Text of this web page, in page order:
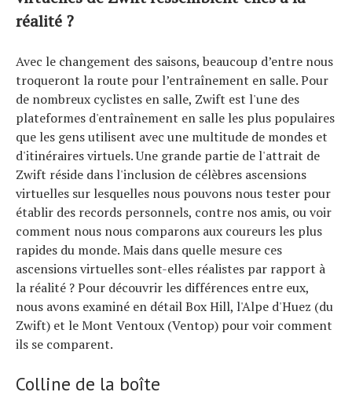
réalité ?
Avec le changement des saisons, beaucoup d’entre nous
troqueront la route pour l’entraînement en salle. Pour
de nombreux cyclistes en salle, Zwift est l'une des
plateformes d'entraînement en salle les plus populaires
que les gens utilisent avec une multitude de mondes et
d'itinéraires virtuels. Une grande partie de l'attrait de
Zwift réside dans l'inclusion de célèbres ascensions
virtuelles sur lesquelles nous pouvons nous tester pour
établir des records personnels, contre nos amis, ou voir
comment nous nous comparons aux coureurs les plus
rapides du monde. Mais dans quelle mesure ces
ascensions virtuelles sont-elles réalistes par rapport à
la réalité ? Pour découvrir les différences entre eux,
nous avons examiné en détail Box Hill, l'Alpe d'Huez (du
Zwift) et le Mont Ventoux (Ventop) pour voir comment
ils se comparent.
Colline de la boîte